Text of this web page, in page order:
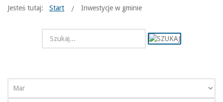
Jesteś tutaj: Start Inwestycje w gminie